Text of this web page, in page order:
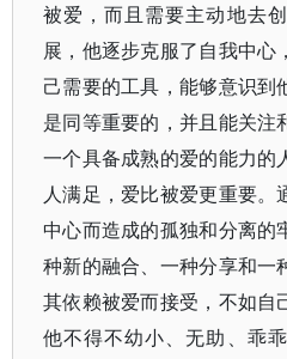
被爱，而且需要主动地去
展，他逐步克服了自我中心
己需要的工具，能够意识到
是同等重要的，并且能关注
一个具备成熟的爱的能力的
人满足，爱比被爱更重要。
中心而造成的孤独和分离的
种新的融合、一种分享和一
其依赖被爱而接受，不如自
他不得不幼小、无助、乖